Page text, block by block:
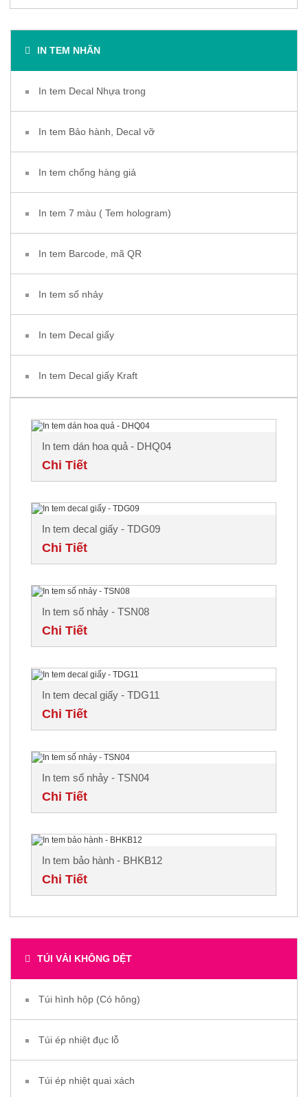
IN TEM NHÃN
In tem Decal Nhựa trong
In tem Bảo hành, Decal vỡ
In tem chống hàng giả
In tem 7 màu ( Tem hologram)
In tem Barcode, mã QR
In tem số nhảy
In tem Decal giấy
In tem Decal giấy Kraft
In tem dán hoa quả - DHQ04
Chi Tiết
In tem decal giấy - TDG09
Chi Tiết
In tem số nhảy - TSN08
Chi Tiết
In tem decal giấy - TDG11
Chi Tiết
In tem số nhảy - TSN04
Chi Tiết
In tem bảo hành - BHKB12
Chi Tiết
TÚI VẢI KHÔNG DỆT
Túi hình hộp (Có hông)
Túi ép nhiệt đục lỗ
Túi ép nhiệt quai xách